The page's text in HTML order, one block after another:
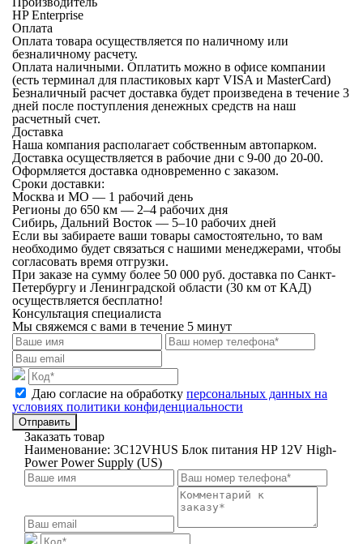
HP Enterprise
Оплата
Оплата товара осуществляется по наличному или
безналичному расчету.
Оплата наличными. Оплатить можно в офисе компании
(есть терминал для пластиковых карт VISA и MasterCard)
Безналичный расчет доставка будет произведена в течение 3
дней после поступления денежных средств на наш
расчетный счет.
Доставка
Наша компания располагает собственным автопарком.
Доставка осуществляется в рабочие дни с 9-00 до 20-00.
Оформляется доставка одновременно с заказом.
Сроки доставки:
Москва и МО — 1 рабочий день
Регионы до 650 км — 2–4 рабочих дня
Сибирь, Дальний Восток — 5–10 рабочих дней
Если вы забираете ваши товары самостоятельно, то вам
необходимо будет связаться с нашими менеджерами, чтобы
согласовать время отгрузки.
При заказе на сумму более 50 000 руб. доставка по Санкт-
Петербургу и Ленинградской области (30 км от КАД)
осуществляется бесплатно!
Консультация специалиста
Мы свяжемся с вами в течение 5 минут
Даю согласие на обработку персональных данных на
условиях политики конфиденциальности
Отправить
Заказать товар
Наименование: 3C12VHUS Блок питания HP 12V High-
Power Power Supply (US)